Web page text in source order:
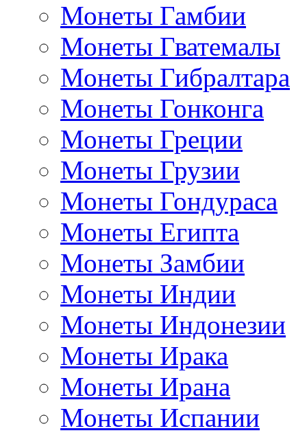
Монеты Гамбии
Монеты Гватемалы
Монеты Гибралтара
Монеты Гонконга
Монеты Греции
Монеты Грузии
Монеты Гондураса
Монеты Египта
Монеты Замбии
Монеты Индии
Монеты Индонезии
Монеты Ирака
Монеты Ирана
Монеты Испании